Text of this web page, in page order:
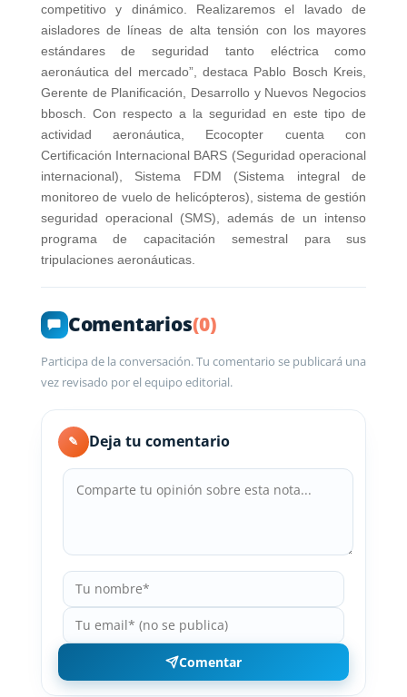
competitivo y dinámico. Realizaremos el lavado de
aisladores de líneas de alta tensión con los mayores
estándares de seguridad tanto eléctrica como
aeronáutica del mercado”, destaca Pablo Bosch Kreis,
Gerente de Planificación, Desarrollo y Nuevos Negocios
bbosch. Con respecto a la seguridad en este tipo de
actividad aeronáutica, Ecocopter cuenta con
Certificación Internacional BARS (Seguridad operacional
internacional), Sistema FDM (Sistema integral de
monitoreo de vuelo de helicópteros), sistema de gestión
seguridad operacional (SMS), además de un intenso
programa de capacitación semestral para sus
tripulaciones aeronáuticas.
Comentarios(0)
Participa de la conversación. Tu comentario se publicará una
vez revisado por el equipo editorial.
✎ Deja tu comentario
Comentar